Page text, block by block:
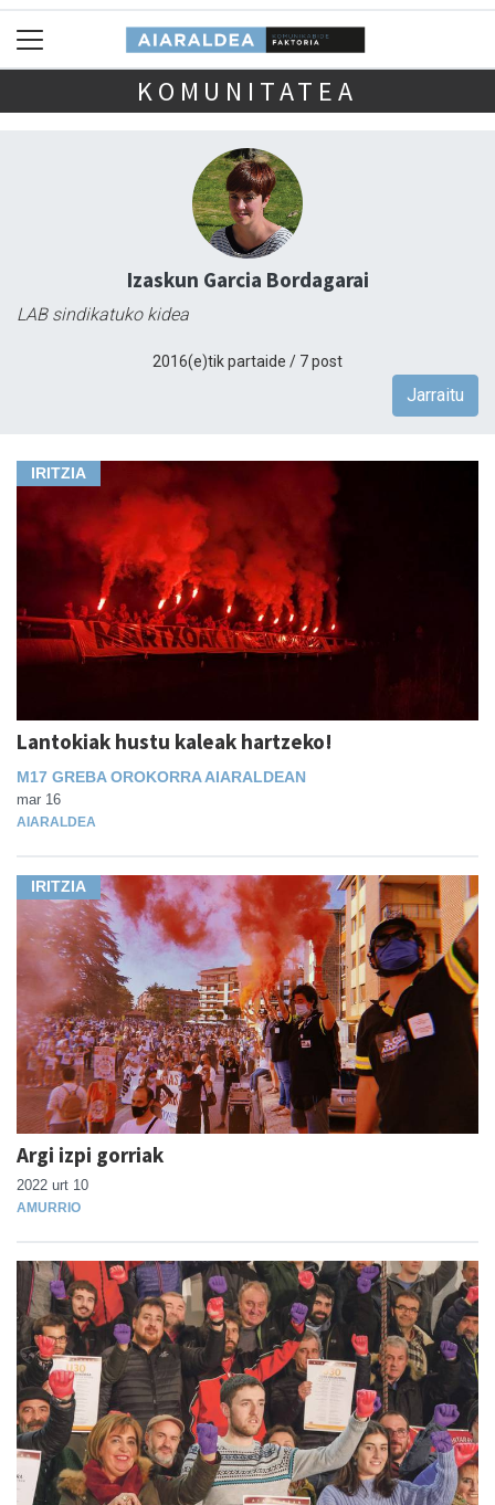
KOMUNITATEA
Izaskun Garcia Bordagarai
LAB sindikatuko kidea
2016(e)tik partaide / 7 post
Jarraitu
IRITZIA
Lantokiak hustu kaleak hartzeko!
M17 GREBA OROKORRA AIARALDEAN
mar 16
AIARALDEA
IRITZIA
Argi izpi gorriak
2022 urt 10
AMURRIO